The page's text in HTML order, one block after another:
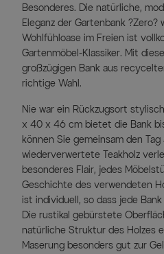
Besonderes. Die natürliche,
Eleganz der Gartenbank
Wohlfühloase im Freien ist
Gartenmöbel-Klassiker. Mit
großzügigen Bank aus
richtige Wahl.
Nie war ein Rückzugsort
x 40 x 46 cm bietet die Bank
können Sie gemeinsam den
wiederverwertete Teakholz
besonderes Flair, jedes
Geschichte des verwendeten
ist individuell, so dass jede
Die rustikal gebürstete
natürliche Struktur des Holzes
Maserung besonders gut zur